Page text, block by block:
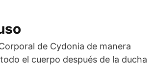
de Cydonia de manera
el cuerpo después de la ducha